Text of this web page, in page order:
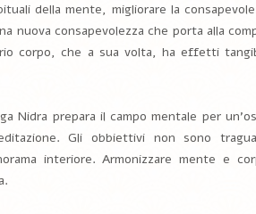
della mente, migliorare la
nuova consapevolezza che porta alla
corpo, che a sua volta, ha effetti
Nidra prepara il campo mentale per
Gli obbiettivi non sono
interiore. Armonizzare mente e